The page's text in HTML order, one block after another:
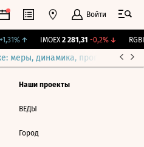
Войти
↑ IMOEX 2 281,31 -0,2%↓
меры, динамика, прогнозы
Наши проекты
ВЕДЫ
Город